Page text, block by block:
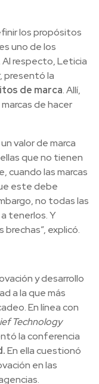
los propósitos
uno de los
respecto, Leticia
, presentó la
de marca. Allí,
de hacer
valor de marca
que no tienen
cuando las marcas
este debe
no todas las
tenerlos. Y
explicó.
y desarrollo
a la que más
En línea con
Technology
la conferencia
En ella cuestionó
en las